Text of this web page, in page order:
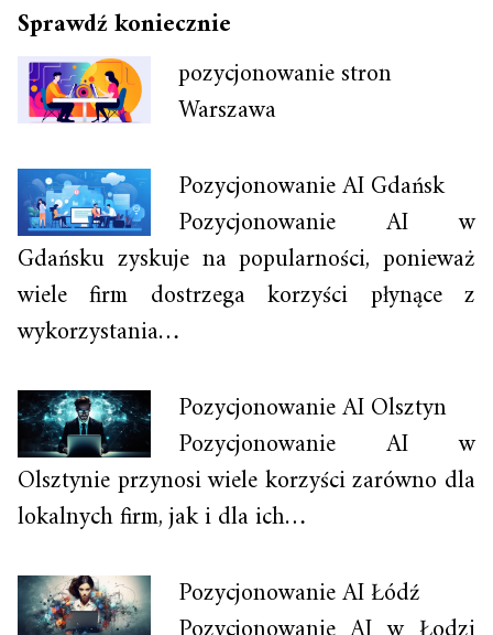
Sprawdź koniecznie
pozycjonowanie stron
Warszawa
Pozycjonowanie AI Gdańsk
Pozycjonowanie AI w
Gdańsku zyskuje na popularności, ponieważ
wiele firm dostrzega korzyści płynące z
wykorzystania…
Pozycjonowanie AI Olsztyn
Pozycjonowanie AI w
Olsztynie przynosi wiele korzyści zarówno dla
lokalnych firm, jak i dla ich…
Pozycjonowanie AI Łódź